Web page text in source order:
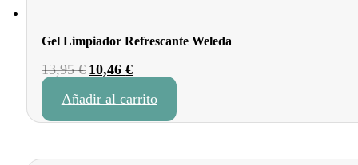
Gel Limpiador Refrescante Weleda
13,95€ El
original
10,46€El
actual
Añadir al carrito